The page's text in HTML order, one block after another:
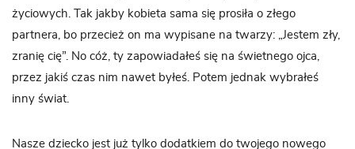
życiowych. Tak jakby kobieta sama się prosiła o złego
partnera, bo przecież on ma wypisane na twarzy: „Jestem zły,
zranię cię”. No cóż, ty zapowiadałeś się na świetnego ojca,
przez jakiś czas nim nawet byłeś. Potem jednak wybrałeś
inny świat.
Nasze dziecko jest już tylko dodatkiem do twojego nowego